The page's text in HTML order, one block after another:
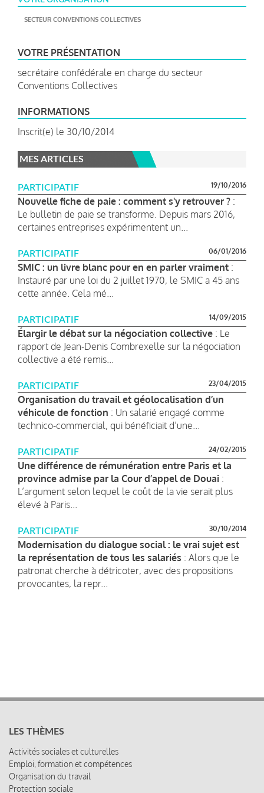
SECTEUR CONVENTIONS COLLECTIVES
VOTRE PRÉSENTATION
secrétaire confédérale en charge du secteur
Conventions Collectives
INFORMATIONS
Inscrit(e) le 30/10/2014
MES ARTICLES
PARTICIPATIF 19/10/2016
Nouvelle fiche de paie : comment s'y retrouver ? :
Le bulletin de paie se transforme. Depuis mars 2016,
certaines entreprises expérimentent un...
PARTICIPATIF 06/01/2016
SMIC : un livre blanc pour en en parler vraiment :
Instauré par une loi du 2 juillet 1970, le SMIC a 45 ans
cette année. Cela mé...
PARTICIPATIF 14/09/2015
Élargir le débat sur la négociation collective : Le
rapport de Jean-Denis Combrexelle sur la négociation
collective a été remis...
PARTICIPATIF 23/04/2015
Organisation du travail et géolocalisation d’un
véhicule de fonction : Un salarié engagé comme
technico-commercial, qui bénéficiait d’une...
PARTICIPATIF 24/02/2015
Une différence de rémunération entre Paris et la
province admise par la Cour d’appel de Douai :
L’argument selon lequel le coût de la vie serait plus
élevé à Paris...
PARTICIPATIF 30/10/2014
Modernisation du dialogue social : le vrai sujet est
la représentation de tous les salariés : Alors que le
patronat cherche à détricoter, avec des propositions
provocantes, la repr...
LES THÈMES
Activités sociales et culturelles
Emploi, formation et compétences
Organisation du travail
Protection sociale